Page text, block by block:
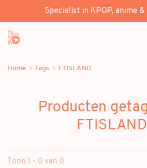
Specialist in KPOP, anime
Home Tags FTISLAND
Producten
FTISLAND
Toon 1 - 0 van 0